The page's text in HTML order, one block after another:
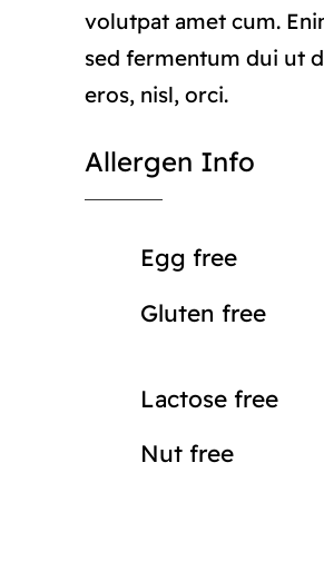
volutpat amet cum.
sed fermentum dui ut
eros, nisl, orci.
Allergen Info
Egg free
Gluten free
Lactose free
Nut free